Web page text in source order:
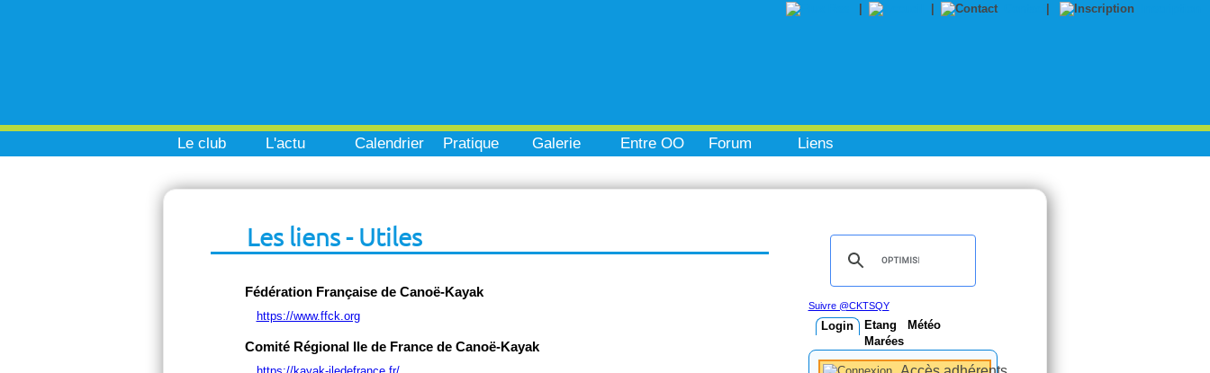
Le club L'actu Calendrier Pratique Galerie Entre OO Forum Liens
Les liens - Utiles
Fédération Française de Canoë-Kayak
https://www.ffck.org
Comité Régional Ile de France de Canoë-Kayak
Suivre @CKTSQY
Login Etang
Météo
Marées